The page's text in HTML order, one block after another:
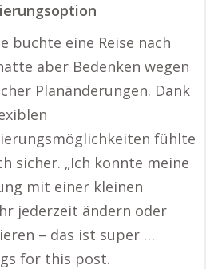
buchte eine Reise nach
aber Bedenken wegen
Planänderungen. Dank
fühlte
sicher. „Ich konnte meine
mit einer kleinen
jederzeit ändern oder
– das ist super …
for this post.